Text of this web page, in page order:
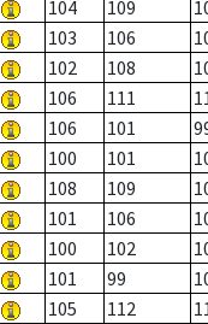
104 109
103 106
102 108
106 111
106 101
100 101
108 109
101 106
100 102
101 99
105 112